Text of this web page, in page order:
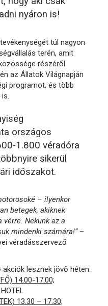
nyáron is!
túl nagyon
terén, amit
részéről
az Állatok Világnapján
programot, és több
országos
1.800 véradóra
sikerül
időszakot.
– ilyenkor
betegek, akiknek
Nekünk az a
mindenki számára!”–
véradásszervező
lesznek jövő héten:
14.00-17.00;
13.30 – 17.30;